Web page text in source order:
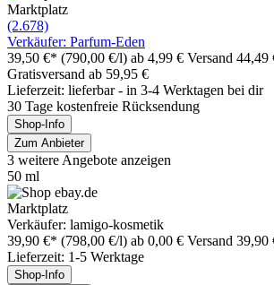
Marktplatz
(2.678)
Verkäufer: Parfum-Eden
39,50 €* (790,00 €/l) ab 4,99 € Versand 44,49
Gratisversand ab 59,95 €
Lieferzeit: lieferbar - in 3-4 Werktagen bei dir
30 Tage kostenfreie Rücksendung
Shop-Info
Zum Anbieter
3 weitere Angebote anzeigen
50 ml
Marktplatz
Verkäufer: lamigo-kosmetik
39,90 €* (798,00 €/l) ab 0,00 € Versand 39,90
Lieferzeit: 1-5 Werktage
Shop-Info